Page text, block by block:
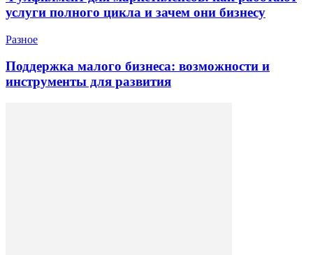
услуги полного цикла и зачем они бизнесу
Разное
Поддержка малого бизнеса: возможности и
инструменты для развития